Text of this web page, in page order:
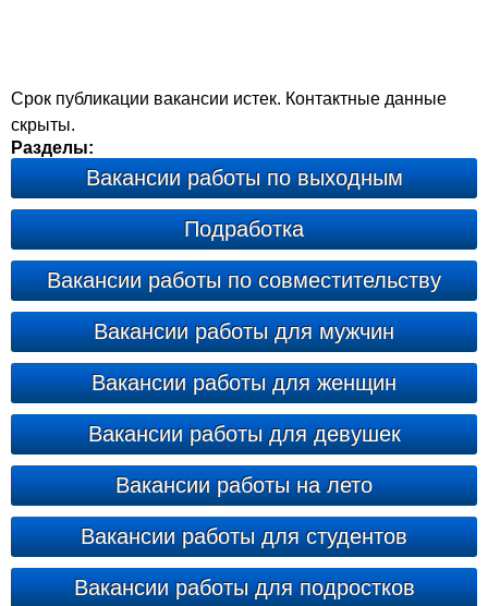
Срок публикации вакансии истек. Контактные данные
скрыты.
Разделы:
Вакансии работы по выходным
Подработка
Вакансии работы по совместительству
Вакансии работы для мужчин
Вакансии работы для женщин
Вакансии работы для девушек
Вакансии работы на лето
Вакансии работы для студентов
Вакансии работы для подростков